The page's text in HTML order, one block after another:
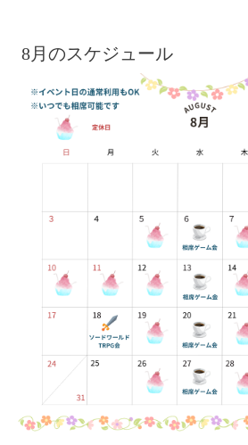
8月のスケジュール